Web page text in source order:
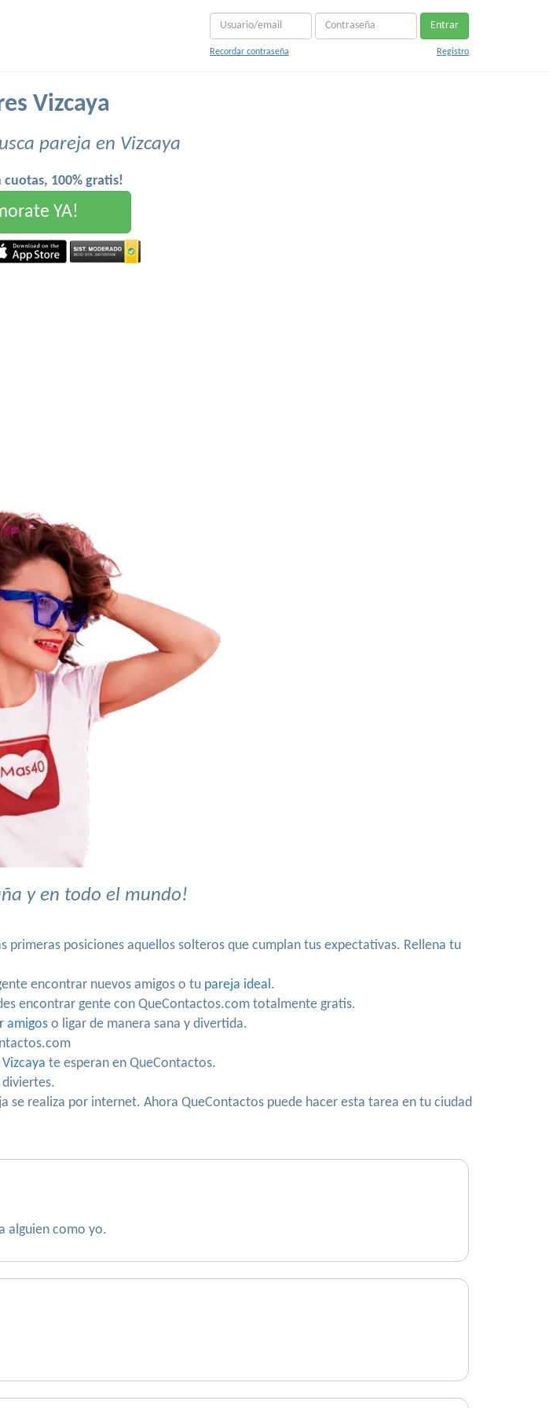
Entrar
Recordar contraseña Registro
Vizcaya
pareja en Vizcaya
cuotas, 100% gratis!
YA!
y en todo el mundo!
primeras posiciones aquellos solteros que cumplan tus expectativas. Rellena tu
encontrar nuevos amigos o tu pareja ideal.
encontrar gente con QueContactos.com totalmente gratis.
amigos o ligar de manera sana y divertida.
te esperan en QueContactos.
se realiza por internet. Ahora QueContactos puede hacer esta tarea en tu ciudad
alguien como yo.